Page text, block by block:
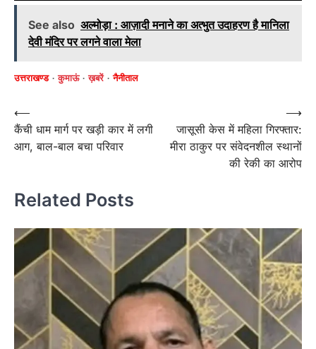
See also अल्मोड़ा : आज़ादी मनाने का अत्भुत उदाहरण है मानिला
देवी मंदिर पर लगने वाला मेला
उत्तराखण्ड कुमाऊं ख़बरें नैनीताल
Post
navigation
⟵
कैंची धाम मार्ग पर खड़ी कार में लगी
आग, बाल-बाल बचा परिवार
जासूसी केस में महिला गिरफ्तार:
मीरा ठाकुर पर संवेदनशील स्थानों
की रेकी का आरोप
⟶
Related Posts